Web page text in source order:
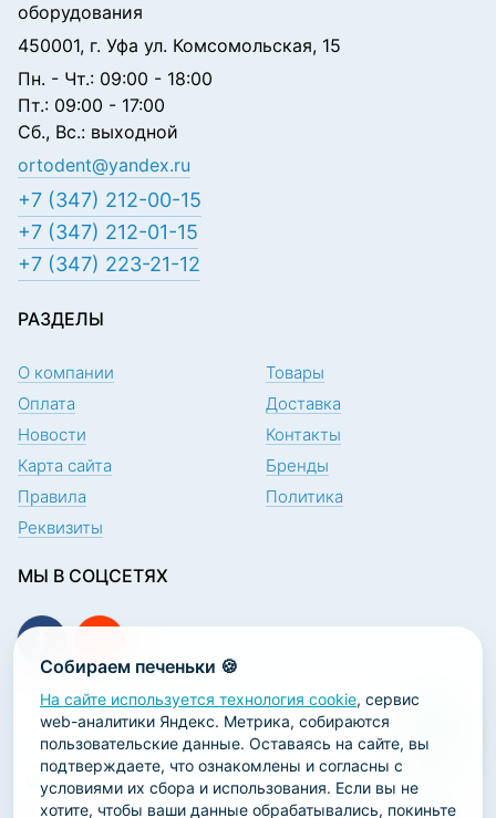
Собираем печеньки 🍪
На сайте используется технология cookie, сервис
web-аналитики Яндекс. Метрика, собираются
пользовательские данные. Оставаясь на сайте, вы
подтверждаете, что ознакомлены и согласны с
условиями их сбора и использования. Если вы не
хотите, чтобы ваши данные обрабатывались, покиньте
оборудования
450001, г. Уфа ул. Комсомольская, 15
Пн. - Чт.: 09:00 - 18:00
Пт.: 09:00 - 17:00
Сб., Вс.: выходной
ortodent@yandex.ru
+7 (347) 212-00-15
+7 (347) 212-01-15
+7 (347) 223-21-12
РАЗДЕЛЫ
О компании
Товары
Оплата
Доставка
Новости
Контакты
Карта сайта
Бренды
Правила
Политика
Реквизиты
МЫ В СОЦСЕТЯХ
ПОДПИСКА НА НОВОСТИ